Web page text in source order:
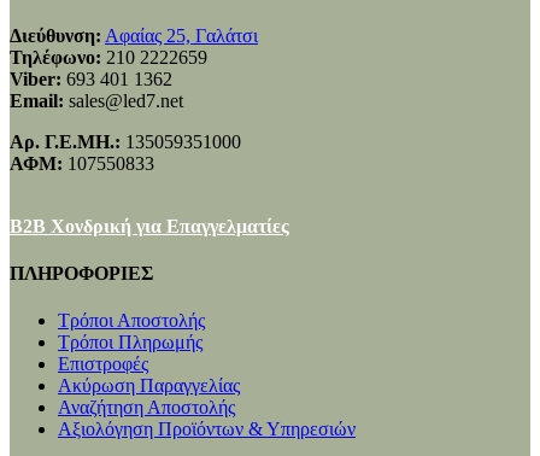
Διεύθυνση: Αφαίας 25, Γαλάτσι
Τηλέφωνο: 210 2222659
Viber: 693 401 1362
Email: sales@led7.net
Αρ. Γ.Ε.ΜΗ.: 135059351000
ΑΦΜ: 107550833
B2B Χονδρική για Επαγγελματίες
ΠΛΗΡΟΦΟΡΙΕΣ
Τρόποι Αποστολής
Τρόποι Πληρωμής
Επιστροφές
Ακύρωση Παραγγελίας
Αναζήτηση Αποστολής
Αξιολόγηση Προϊόντων & Υπηρεσιών